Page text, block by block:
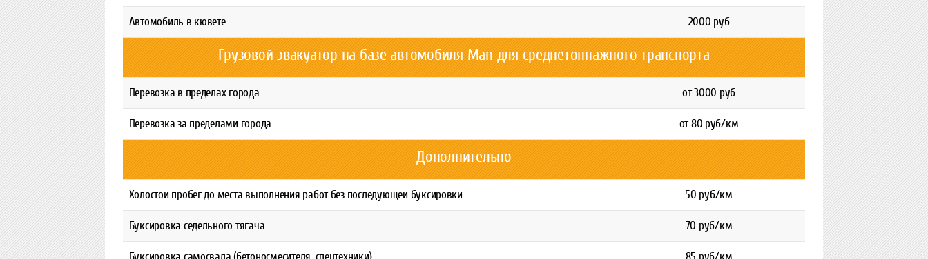
Автомобиль в кювете 2000 руб
Грузовой эвакуатор на базе автомобиля Man для среднетоннажного транспорта
Перевозка в пределах города от 3000 руб
Перевозка за пределами города от 80 руб/км
Дополнительно
Холостой пробег до места выполнения работ без последующей буксировки 50 руб/км
Буксировка седельного тягача 70 руб/км